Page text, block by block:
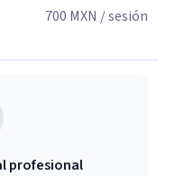
700 MXN / sesión
profesional